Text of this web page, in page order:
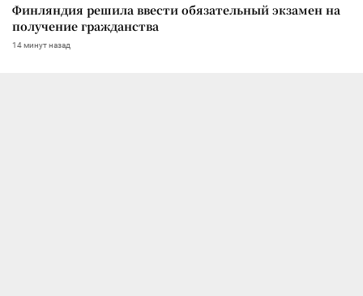
Финляндия решила ввести обязательный экзамен на
получение гражданства
14 минут назад